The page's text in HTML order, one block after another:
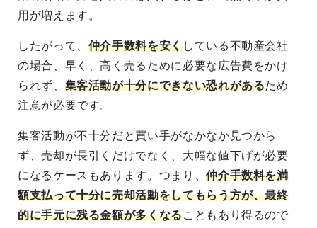
用が増えます。
したがって、 仲介手数料を安くしている不動産会社
の場合、早く、高く売るために必要な広告費をかけ
られず、 集客活動が十分にできない恐れがあるため
注意が必要です。
集客活動が不十分だと買い手がなかなか見つから
ず、売却が長引くだけでなく、大幅な値下げが必要
になるケースもあります。つまり、仲介手数料を満
額支払って十分に売却活動をしてもらう方が、最終
的に手元に残る金額が多くなることもあり得るので